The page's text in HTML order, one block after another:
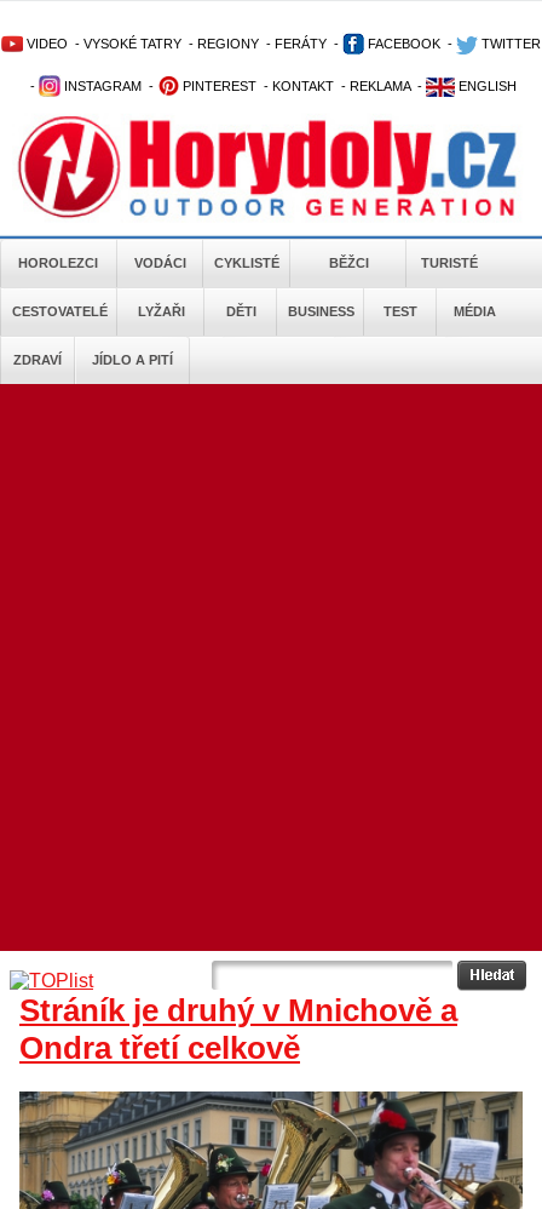
VIDEO - VYSOKÉ TATRY - REGIONY - FERÁTY - FACEBOOK - TWITTER
- INSTAGRAM - PINTEREST - KONTAKT - REKLAMA - ENGLISH
HOROLEZCI VODÁCI CYKLISTÉ BĚŽCI TURISTÉ
CESTOVATELÉ LYŽAŘI DĚTI BUSINESS TEST MÉDIA
ZDRAVÍ JÍDLO A PITÍ
Stráník je druhý v Mnichově a
Ondra třetí celkově